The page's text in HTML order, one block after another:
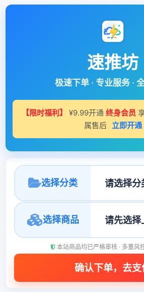
速推坊
极速下单 · 专业服务 ·
【限时福利】 ¥9.99开通 终身会员
属售后 立即开通
选择分类
选择商品
本站商品均已严格审核 · 多重风